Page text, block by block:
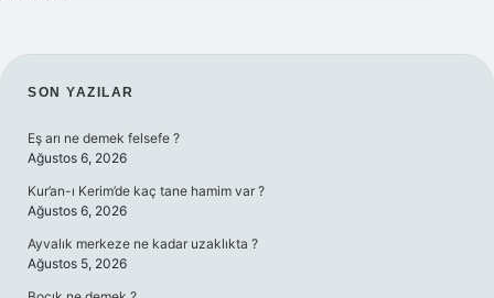
SIDEBAR
SON YAZILAR
Eş arı ne demek felsefe ?
Ağustos 6, 2026
Kur’an-ı Kerim’de kaç tane hamim var ?
Ağustos 6, 2026
Ayvalık merkeze ne kadar uzaklıkta ?
Ağustos 5, 2026